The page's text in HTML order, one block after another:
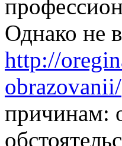
Однако не
http://
obrazovanii/
причинам: